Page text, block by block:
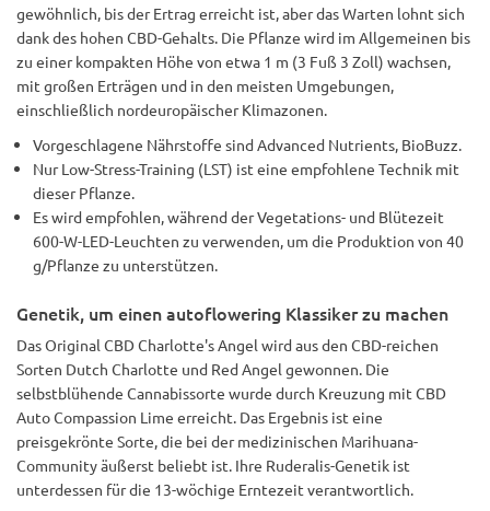
gewöhnlich, bis der Ertrag erreicht ist, aber das Warten lohnt sich
dank des hohen CBD-Gehalts. Die Pflanze wird im Allgemeinen bis
zu einer kompakten Höhe von etwa 1 m (3 Fuß 3 Zoll) wachsen,
mit großen Erträgen und in den meisten Umgebungen,
einschließlich nordeuropäischer Klimazonen.
Vorgeschlagene Nährstoffe sind Advanced Nutrients, BioBuzz.
Nur Low-Stress-Training (LST) ist eine empfohlene Technik mit
dieser Pflanze.
Es wird empfohlen, während der Vegetations- und Blütezeit
600-W-LED-Leuchten zu verwenden, um die Produktion von 40
g/Pflanze zu unterstützen.
Genetik, um einen autoflowering Klassiker zu machen
Das Original CBD Charlotte's Angel wird aus den CBD-reichen
Sorten Dutch Charlotte und Red Angel gewonnen. Die
selbstblühende Cannabissorte wurde durch Kreuzung mit CBD
Auto Compassion Lime erreicht. Das Ergebnis ist eine
preisgekrönte Sorte, die bei der medizinischen Marihuana-
Community äußerst beliebt ist. Ihre Ruderalis-Genetik ist
unterdessen für die 13-wöchige Erntezeit verantwortlich.